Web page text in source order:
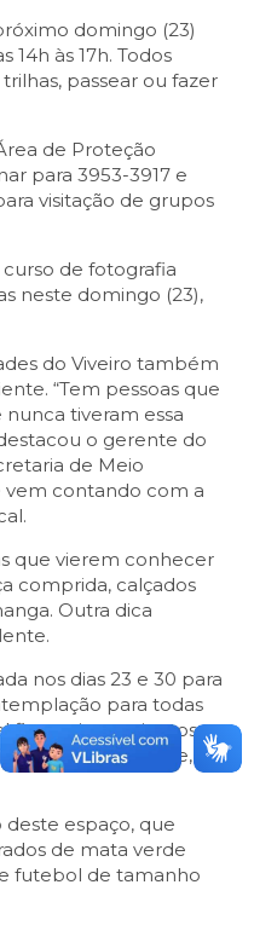
domingo (23)
14h às 17h. Todos
passear ou fazer
de Proteção
para 3953-3917 e
visitação de grupos
de fotografia
neste domingo (23),
do Viveiro também
“Tem pessoas que
tiveram essa
o gerente do
de Meio
vem contando com a
que vierem conhecer
comprida, calçados
Outra dica
nos dias 23 e 30 para
para todas
fica a cinco minutos
Teodoro Resende, 39,
deste espaço, que
de mata verde
futebol de tamanho